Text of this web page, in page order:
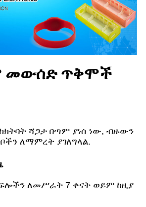
መውሰድ ጥቅሞች
ሻጋታ በጣም ያነሰ ነው, ብዙውን
ለማምረት ያገለግላል.
ለመሥራት 7 ቀናት ወይም ከዚያ